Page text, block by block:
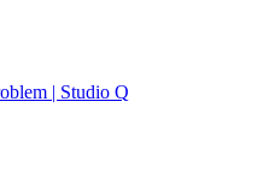
| Studio Q